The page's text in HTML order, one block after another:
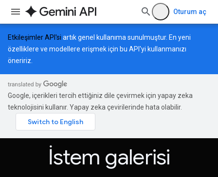
Oturum aç
Etkileşimler API'si artık genel kullanıma sunulmuştur. En yeni
özelliklere ve modellere erişmek için bu API'yi kullanmanızı
öneririz.
Google, içerikleri tercih ettiğiniz dile çevirmek için yapay zeka
teknolojisini kullanır. Yapay zeka çevirilerinde hata olabilir.
İstem galerisi